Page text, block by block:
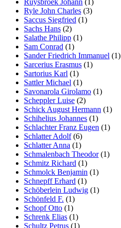
Ryle John Charles (3)
Saccus Siegfried (1)
Sachs Hans (2)
Salathe Philipp (1)
Sam Conrad (1)
Sander Friedrich Immanuel (1)
Sarcerius Erasmus (1)
Sartorius Karl (1)
Sattler Michael (1)
Savonarola Girolamo (1)
Scheppler Luise (2)
Schick August Hermann (1)
Schihelius Johannes (1)
Schlachter Franz Eugen (1)
Schlatter Adolf(6)
Schlatter Anna (1)
Schmalenbach Theodor(1)
Schmitz Richard (1)
Schmolck Benjamin (1)
Schnepff Erhard (1)
Schöberlein Ludwig (1)
Schönfeld F. (1)
Schopf Otto (1)
Schrenk Elias (1)
Schultz Petrus (1)